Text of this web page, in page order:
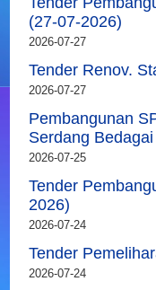
(27-07-2026)
2026-07-27
Tender Renov.
2026-07-27
Pembangunan
Serdang
2026-07-25
Tender
2026)
2026-07-24
Tender
2026-07-24